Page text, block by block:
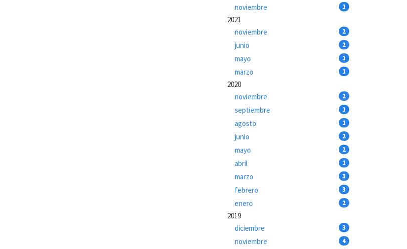
noviembre
1
2021
noviembre
2
junio 2
mayo 1
marzo 1
2020
noviembre
2
septiembre 1
agosto 1
junio 2
mayo 2
abril 1
marzo 3
febrero 3
enero 2
2019
diciembre
3
noviembre 4